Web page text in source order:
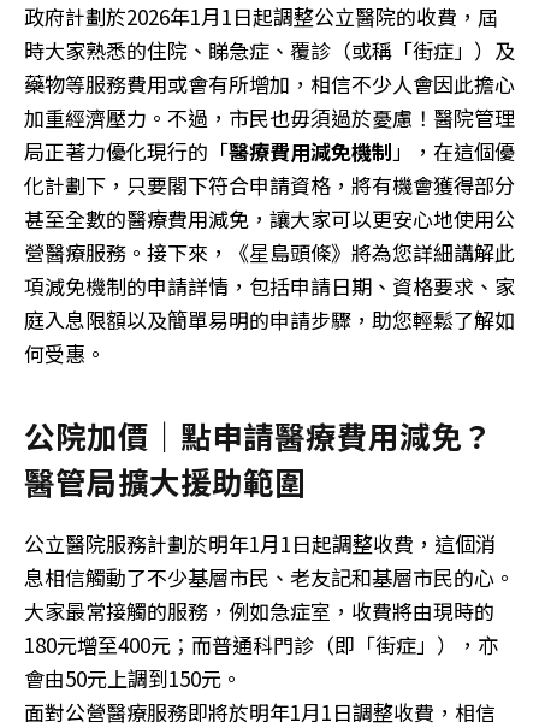
政府計劃於2026年1月1日起調整公立醫院的收費，屆
時大家熟悉的住院、睇急症、覆診（或稱「街症」）及
藥物等服務費用或會有所增加，相信不少人會因此擔心
加重經濟壓力。不過，市民也毋須過於憂慮！醫院管理
局正著力優化現行的「醫療費用減免機制」，在這個優
化計劃下，只要閣下符合申請資格，將有機會獲得部分
甚至全數的醫療費用減免，讓大家可以更安心地使用公
營醫療服務。接下來，《星島頭條》將為您詳細講解此
項減免機制的申請詳情，包括申請日期、資格要求、家
庭入息限額以及簡單易明的申請步驟，助您輕鬆了解如
何受惠。
公院加價｜點申請醫療費用減免？
醫管局擴大援助範圍
公立醫院服務計劃於明年1月1日起調整收費，這個消
息相信觸動了不少基層市民、老友記和基層市民的心。
大家最常接觸的服務，例如急症室，收費將由現時的
180元增至400元；而普通科門診（即「街症」），亦
會由50元上調到150元。
面對公營醫療服務即將於明年1月1日調整收費，相信